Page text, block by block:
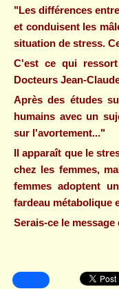
"Les différences
et conduisent les
situation de stress.
C'est ce qui
Docteurs Jean-
Après des études
humains avec un
sur l'avortement..."
Il apparaît que le
chez les femmes,
femmes adoptent
fardeau métabolique
Serais-ce le